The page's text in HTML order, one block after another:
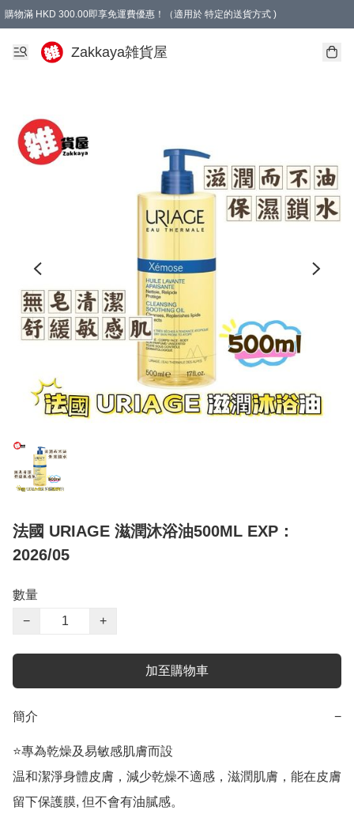
購物滿 HKD 300.00即享免運費優惠！（適用於 特定的送貨方式 )
Zakkaya雑貨屋
法國 URIAGE 滋潤沐浴油500ML EXP：
2026/05
數量
−
+
加至購物車
簡介 −
⭐️專為乾燥及易敏感肌膚而設
温和潔淨身體皮膚，減少乾燥不適感，滋潤肌膚，能在皮膚
留下保護膜, 但不會有油膩感。